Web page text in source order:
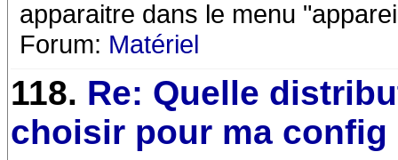
apparaitre dans le menu
Forum: Matériel
118. Re: Quelle
choisir pour ma config